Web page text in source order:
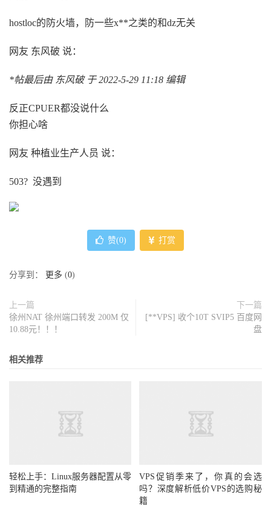
hostloc的防火墙，防一些x**之类的和dz无关
网友 东风破 说：
*帖最后由 东风破 于 2022-5-29 11:18 编辑
反正CPUER都没说什么
你担心啥
网友 种植业生产人员 说：
503? 没遇到
赞(0) 打赏
分享到： 更多 (0)
上一篇
徐州NAT 徐州端口转发 200M 仅
10.88元！！！
下一篇
[**VPS] 收个10T SVIP5 百度网
盘
相关推荐
轻松上手：Linux服务器配置从零
到精通的完整指南
VPS促销季来了，你真的会选
吗？深度解析低价VPS的选购秘
籍